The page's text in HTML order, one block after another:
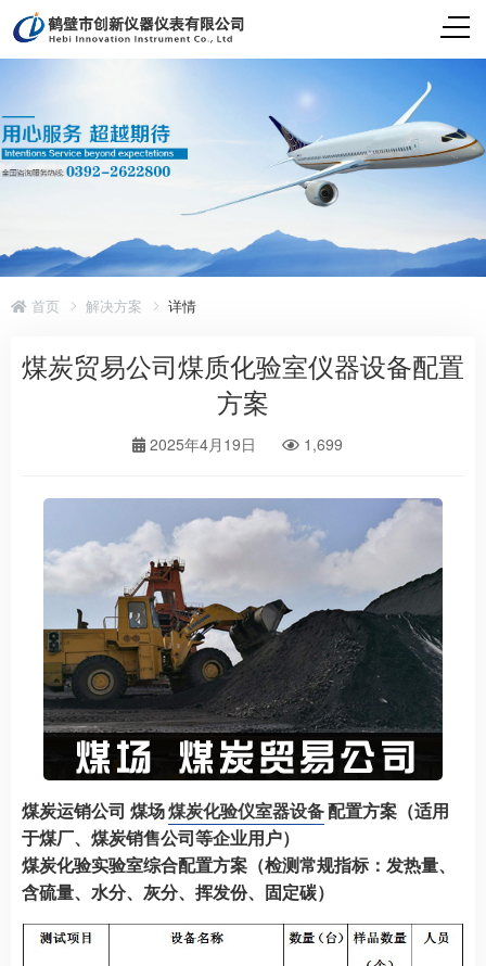
首页 解决方案 详情
煤炭贸易公司煤质化验室仪器设备配置
方案
2025年4月19日 1,699
煤炭运销公司 煤场煤炭化验仪室器设备配置方案（适用
于煤厂、煤炭销售公司等企业用户）
煤炭化验实验室综合配置方案（检测常规指标：发热量、
含硫量、水分、灰分、挥发份、固定碳）